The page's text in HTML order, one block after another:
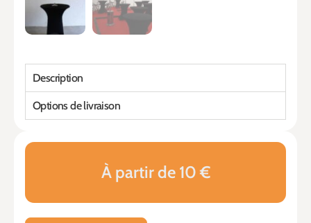
À partir de 10 €
Description
Options de livraison